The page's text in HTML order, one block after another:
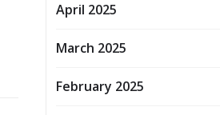
April 2025
March 2025
February 2025